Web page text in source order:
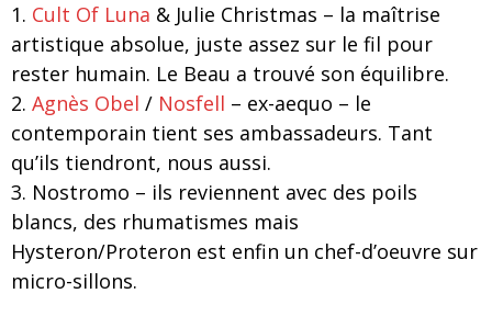
1. Cult Of Luna & Julie Christmas – la maîtrise
artistique absolue, juste assez sur le fil pour
rester humain. Le Beau a trouvé son équilibre.
2. Agnès Obel / Nosfell – ex-aequo – le
contemporain tient ses ambassadeurs. Tant
qu’ils tiendront, nous aussi.
3. Nostromo – ils reviennent avec des poils
blancs, des rhumatismes mais
Hysteron/Proteron est enfin un chef-d’oeuvre sur
micro-sillons.